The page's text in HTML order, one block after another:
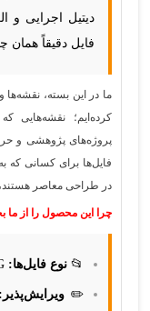
دیتیل اجرایی و
فایل دقیقاً همان
ما در این بسته،
کرده‌ایم؛ نقشه‌هایی
پروژه‌های پژوهشی و
فایل‌ها برای کسانی که
در طراحی معاصر
چرا این محصول را از ما
📂نوع فایل‌ها: DWG (اتوکد)
✏️ویرایش‌پذیر: